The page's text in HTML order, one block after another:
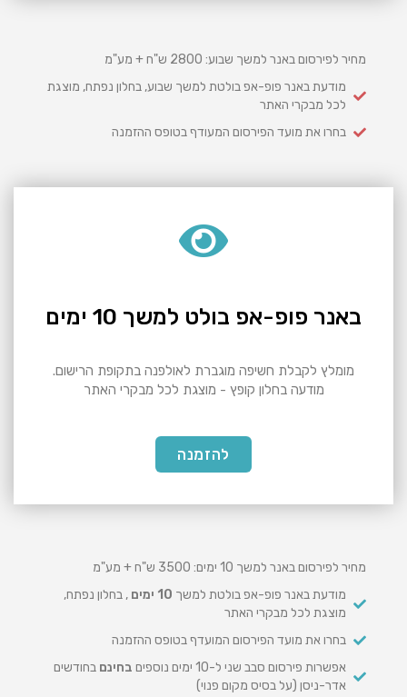
מחיר לפירסום באנר למשך שבוע: 2800 ש"ח + מע"מ
מודעת באנר פופ-אפ בולטת למשך שבוע, בחלון נפתח, מוצגת
לכל מבקרי האתר
בחרו את מועד הפירסום המעודף בטופס ההזמנה
באנר פופ-אפ בולט למשך 10 ימים
מומלץ לקבלת חשיפה מוגברת לאולפנה בתקופת הרישום.
מודעה בחלון קופץ - מוצגת לכל מבקרי האתר
להזמנה
מחיר לפירסום באנר למשך 10 ימים: 3500 ש"ח + מע"מ
מודעת באנר פופ-אפ בולטת למשך 10 ימים
, בחלון נפתח,
מוצגת לכל מבקרי האתר
בחרו את מועד הפירסום המועדף בטופס ההזמנה
אפשרות פירסום סבב שני ל-10 ימים נוספים
בחינםבחודשים
אדר-ניסן (על בסיס מקום פנוי)